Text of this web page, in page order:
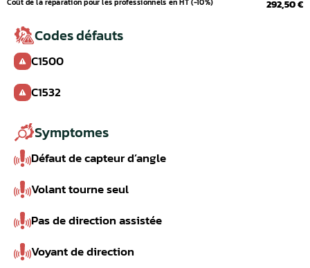
292,50 €
Codes défauts
C1500
C1532
Symptomes
Défaut de capteur d’angle
Volant tourne seul
Pas de direction assistée
Voyant de direction